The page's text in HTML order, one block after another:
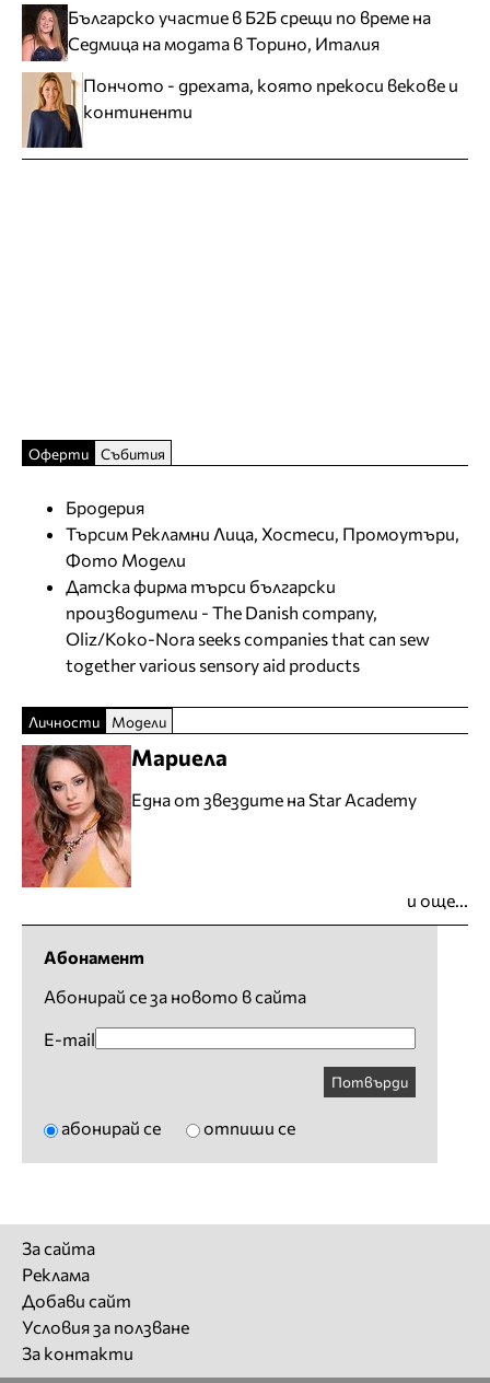
Българско участие в Б2Б срещи по време на
Седмица на модата в Торино, Италия
Пончото - дрехата, която прекоси векове и
континенти
Оферти Събития
Бродерия
Търсим Рекламни Лица, Хостеси, Промоутъри,
Фото Модели
Датска фирма търси български
производители - The Danish company,
Oliz/Koko-Nora seeks companies that can sew
together various sensory aid products
Личности Модели
Мариела
Една от звездите на Star Academy
и още...
Абонамент
Абонирай се за новото в сайта
E-mail
Потвърди
абонирай се отпиши се
За сайта
Реклама
Добави сайт
Условия за ползване
За контакти